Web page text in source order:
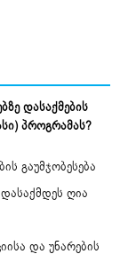
დასაქმების
პროგრამას?
გაუმჯობესება
ღია
და უნარების